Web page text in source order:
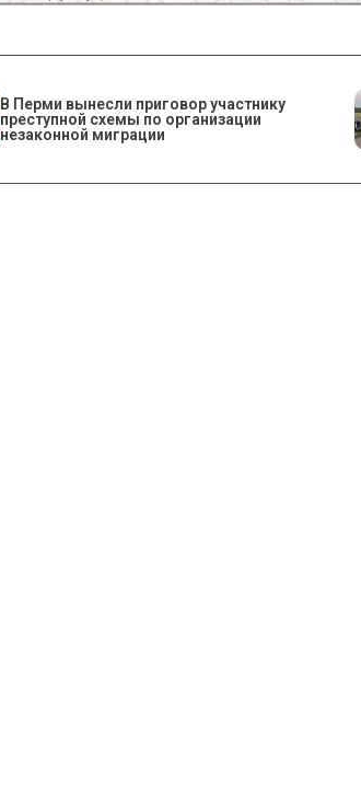
В Перми вынесли приговор участнику
преступной схемы по организации
незаконной миграции